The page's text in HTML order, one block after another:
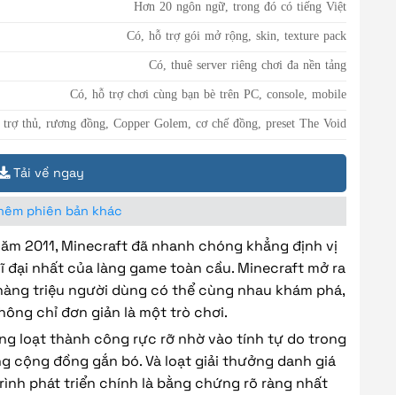
Hơn 20 ngôn ngữ, trong đó có tiếng Việt
Có, hỗ trợ gói mở rộng, skin, texture pack
Có, thuê server riêng chơi đa nền tảng
Có, hỗ trợ chơi cùng bạn bè trên PC, console, mobile
thủ, rương đồng, Copper Golem, cơ chế đồng, preset The Void
Tải về ngay
phiên bản khác
2011, Minecraft đã nhanh chóng khẳng định vị
nhất của làng game toàn cầu. Minecraft mở ra
triệu người dùng có thể cùng nhau khám phá,
chỉ đơn giản là một trò chơi.
loạt thành công rực rỡ nhờ vào tính tự do trong
cộng đồng gắn bó. Và loạt giải thưởng danh giá
phát triển chính là bằng chứng rõ ràng nhất